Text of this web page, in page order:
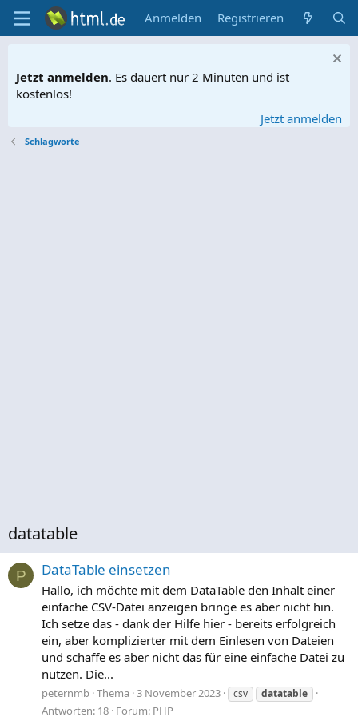
Anmelden Registrieren
Jetzt anmelden. Es dauert nur 2 Minuten und ist
kostenlos!
Jetzt anmelden
Schlagworte
datatable
P DataTable einsetzen
Hallo, ich möchte mit dem DataTable den Inhalt einer
einfache CSV-Datei anzeigen bringe es aber nicht hin.
Ich setze das - dank der Hilfe hier - bereits erfolgreich
ein, aber komplizierter mit dem Einlesen von Dateien
und schaffe es aber nicht das für eine einfache Datei zu
nutzen. Die...
peternmb Thema 3 November 2023 csv datatable
Antworten: 18 Forum: PHP